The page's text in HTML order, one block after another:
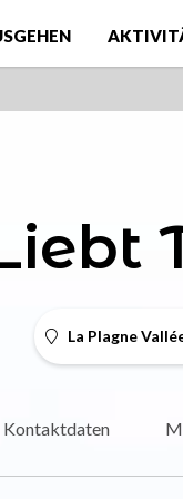
La Plagne
Kontaktdaten